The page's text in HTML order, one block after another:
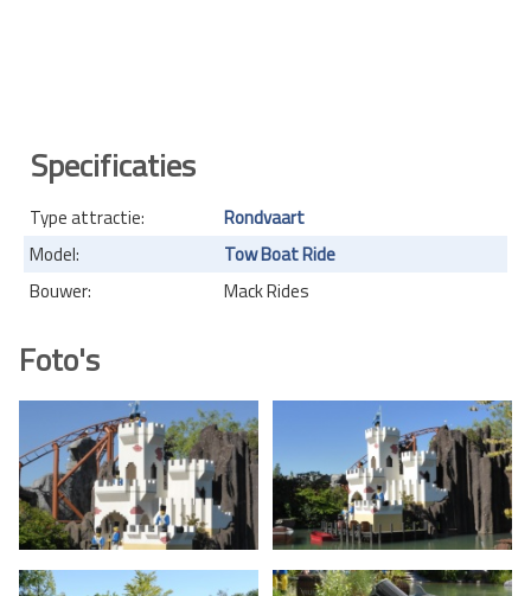
Specificaties
Type attractie:
Rondvaart
Model:
Tow Boat Ride
Bouwer:
Mack Rides
Foto's